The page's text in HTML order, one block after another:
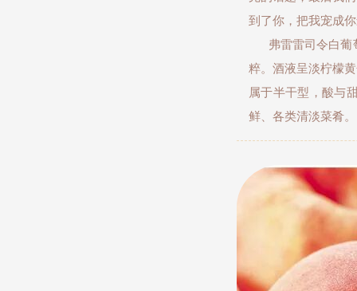
到了你，把我宠成
弗雷雷司令白葡
粹。酒液呈淡柠檬
属于半干型，酸与
鲜、各类清淡菜肴。